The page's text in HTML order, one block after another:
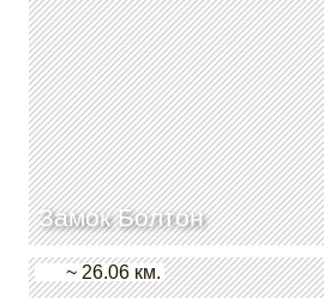
Замок Болтон
~ 26.06 км.